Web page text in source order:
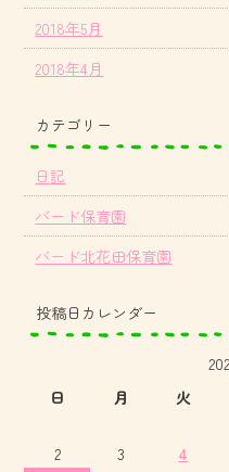
2018年5月
2018年4月
カテゴリー
日記
バード保育園
バード北花田保育園
投稿日カレンダー
日
月 火
2
3 4